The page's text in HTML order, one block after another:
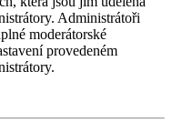
Administrátoři
moderátorské
provedeném